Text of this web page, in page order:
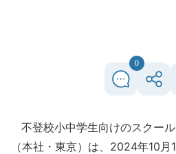
0
不登校小中学生向けのスクール
（本社・東京）は、2024年10